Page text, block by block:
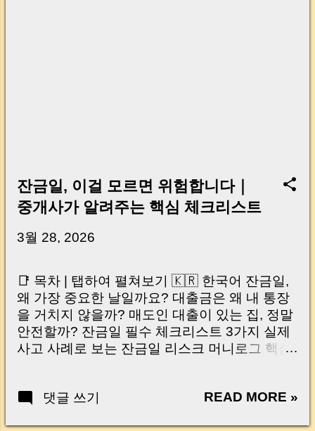
잔금일, 이걸 모르면 위험합니다｜
중개사가 알려주는 핵심 체크리스트
3월 28, 2026
📑 목차 | 탭하여 펼쳐보기 🇰🇷 한국어 잔금일,
왜 가장 중요한 날일까요? 대출금은 왜 내 통장
을 거치지 않을까? 매도인 대출이 있는 집, 정말
안전할까? 잔금일 필수 체크리스트 3가지 실제
사고 사례로 보는 잔금일 리스크 머니로그 핵심
Your Account Is It Safe If the Seller Has a
댓글 쓰기 READ MORE »